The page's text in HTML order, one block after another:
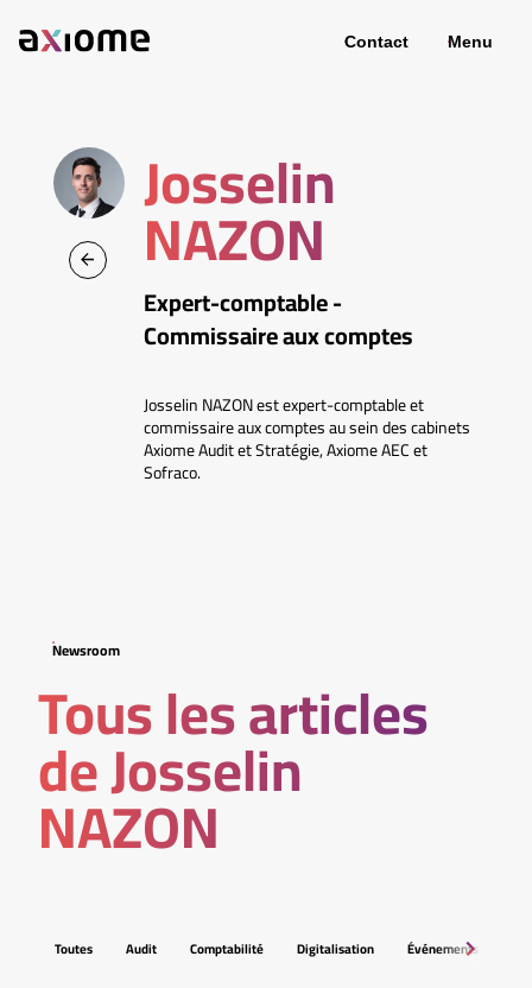
Contact Menu
Josselin
NAZON
Expert-comptable -
Commissaire aux comptes
Josselin NAZON est expert-comptable et
commissaire aux comptes au sein des cabinets
Axiome Audit et Stratégie, Axiome AEC et
Sofraco.
Newsroom
Tous les articles
de Josselin
NAZON
Toutes Audit Comptabilité Digitalisation Événements